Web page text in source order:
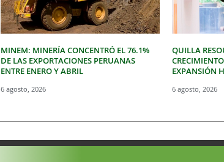
MINEM: MINERÍA CONCENTRÓ EL 76.1%
DE LAS EXPORTACIONES PERUANAS
ENTRE ENERO Y ABRIL
6 agosto, 2026
QUILLA
EXPANSIÓN
6 agosto, 2026